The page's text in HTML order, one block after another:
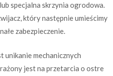
specjalna skrzynia ogrodowa.
który następnie umieścimy
zabezpieczenie.
unikanie mechanicznych
jest na przetarcia o ostre